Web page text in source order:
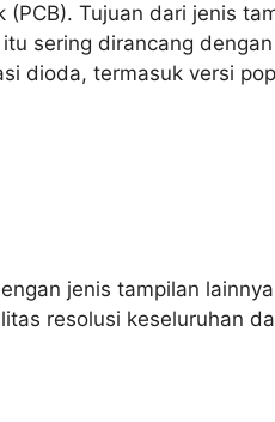
Tujuan dari jenis
sering dirancang
dioda, termasuk versi
jenis tampilan
resolusi keseluruhan